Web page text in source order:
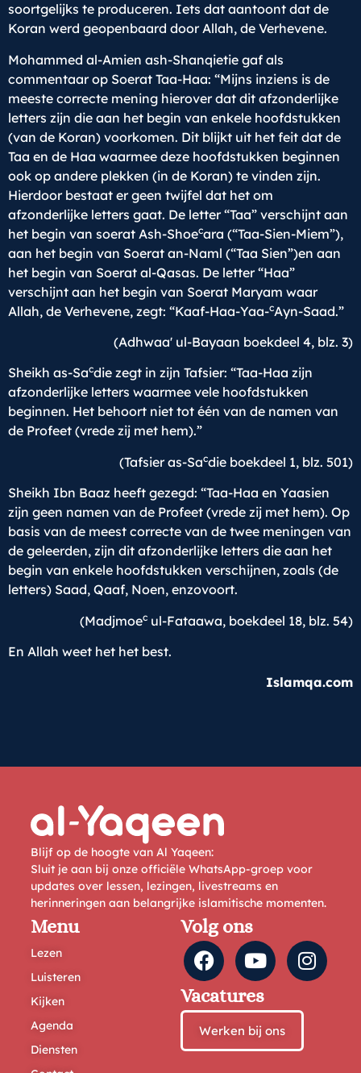
soortgelijks te produceren. Iets dat aantoont dat de
Koran werd geopenbaard door Allah, de Verhevene.
Mohammed al-Amien ash-Shanqietie gaf als
commentaar op Soerat Taa-Haa: “Mijns inziens is de
meeste correcte mening hierover dat dit afzonderlijke
letters zijn die aan het begin van enkele hoofdstukken
(van de Koran) voorkomen. Dit blijkt uit het feit dat de
Taa en de Haa waarmee deze hoofdstukken beginnen
ook op andere plekken (in de Koran) te vinden zijn.
Hierdoor bestaat er geen twijfel dat het om
afzonderlijke letters gaat. De letter “Taa” verschijnt aan
het begin van soerat Ash-Shoecara (“Taa-Sien-Miem”),
aan het begin van Soerat an-Naml (“Taa Sien”)en aan
het begin van Soerat al-Qasas. De letter “Haa”
verschijnt aan het begin van Soerat Maryam waar
Allah, de Verhevene, zegt: “Kaaf-Haa-Yaa-cAyn-Saad.”
(Adhwaa' ul-Bayaan boekdeel 4, blz. 3)
Sheikh as-Sacdie zegt in zijn Tafsier: “Taa-Haa zijn
afzonderlijke letters waarmee vele hoofdstukken
beginnen. Het behoort niet tot één van de namen van
de Profeet (vrede zij met hem).”
(Tafsier as-Sacdie boekdeel 1, blz. 501)
Sheikh Ibn Baaz heeft gezegd: “Taa-Haa en Yaasien
zijn geen namen van de Profeet (vrede zij met hem). Op
basis van de meest correcte van de twee meningen van
de geleerden, zijn dit afzonderlijke letters die aan het
begin van enkele hoofdstukken verschijnen, zoals (de
letters) Saad, Qaaf, Noen, enzovoort.
(Madjmoec ul-Fataawa, boekdeel 18, blz. 54)
En Allah weet het het best.
Islamqa.com
Blijf op de hoogte van Al Yaqeen:
Sluit je aan bij onze officiële WhatsApp-groep voor
updates over lessen, lezingen, livestreams en
herinneringen aan belangrijke islamitische momenten.
Menu
Lezen
Luisteren
Kijken
Agenda
Diensten
Volg ons
Vacatures
Werken bij ons